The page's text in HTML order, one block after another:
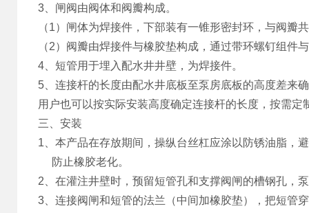
3、闸阀由阀体和阀瓣构成。
（1）闸体为焊接件，下部装有一锥形密封环，与阀瓣
（2）阀瓣由焊接件与橡胶垫构成，通过带环螺钉组件
4、短管用于埋入配水井井壁，为焊接件。
5、连接杆的长度由配水井底板至泵房底板的高度差来
用户也可以按实际安装高度确定连接杆的长度，按需定
三、安装
1、本产品在存放期间，操纵台丝杠应涂以防锈油脂，
防止橡胶老化。
2、在灌注井壁时，预留短管孔和支撑阀闸的槽钢孔，
3、连接阀闸和短管的法兰（中间加橡胶垫），把短管